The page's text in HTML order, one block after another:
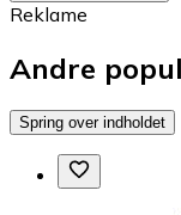
Reklame
Andre
Spring over indholdet